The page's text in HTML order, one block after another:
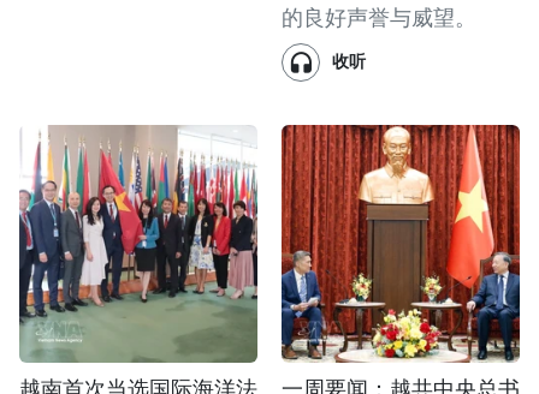
的良好声誉与威望。
收听
越南首次当选国际海洋法
一周要闻：越共中央总书